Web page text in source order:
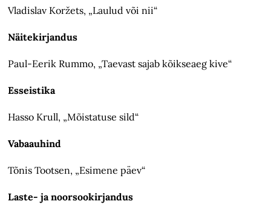
Vladislav Koržets, „Laulud või nii“
Näitekirjandus
Paul-Eerik Rummo, „Taevast sajab kõikseaeg kive“
Esseistika
Hasso Krull, „Mõistatuse sild“
Vabaauhind
Tõnis Tootsen, „Esimene päev“
Laste- ja noorsookirjandus